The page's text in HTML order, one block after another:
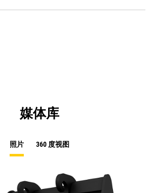
媒体库
照片 360 度视图